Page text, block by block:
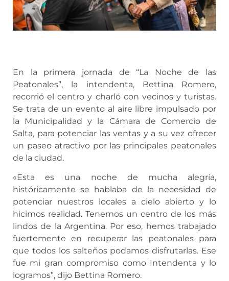
En la primera jornada de “La Noche de las
Peatonales”, la intendenta, Bettina Romero,
recorrió el centro y charló con vecinos y turistas.
Se trata de un evento al aire libre impulsado por
la Municipalidad y la Cámara de Comercio de
Salta, para potenciar las ventas y a su vez ofrecer
un paseo atractivo por las principales peatonales
de la ciudad.
«Esta es una noche de mucha alegría,
históricamente se hablaba de la necesidad de
potenciar nuestros locales a cielo abierto y lo
hicimos realidad. Tenemos un centro de los más
lindos de la Argentina. Por eso, hemos trabajado
fuertemente en recuperar las peatonales para
que todos los salteños podamos disfrutarlas. Ese
fue mi gran compromiso como Intendenta y lo
logramos”, dijo Bettina Romero.